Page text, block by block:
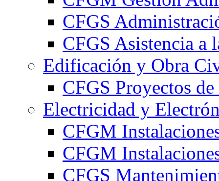
CFGS
CFGS Asistencia a
Edificación y Obra
CFGS Proyectos
Electricidad y
CFGM
CFGM
CFGS